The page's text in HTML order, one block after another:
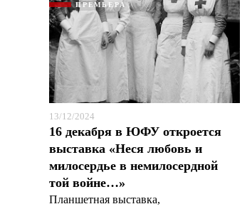
ПРЕМЬЕРА
13/12/2024
16 декабря в ЮФУ откроется
выставка «Неся любовь и
милосердье в немилосердной
той войне…»
Планшетная выставка,